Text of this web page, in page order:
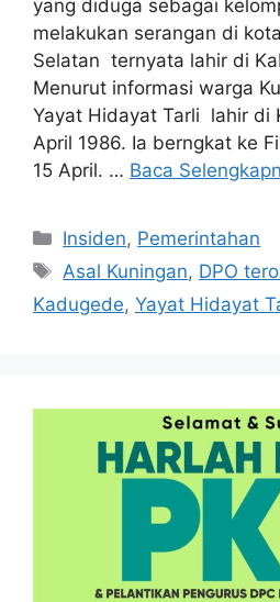
yang diduga sebagai
melakukan serangan di
Selatan ternyata lahir di
Menurut informasi warga
Yayat Hidayat Tarli lahir di
April 1986. Ia berngkat ke
15 April. … Baca
Kategori
Insiden, Pemerintahan
Tag
Asal Kuningan, DPO
Kadugede, Yayat Hidayat